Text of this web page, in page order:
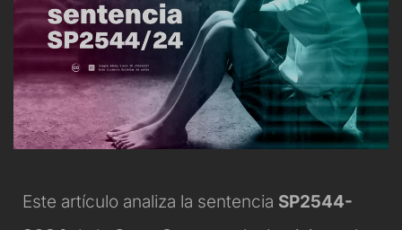
Este artículo analiza la sentencia SP2544-